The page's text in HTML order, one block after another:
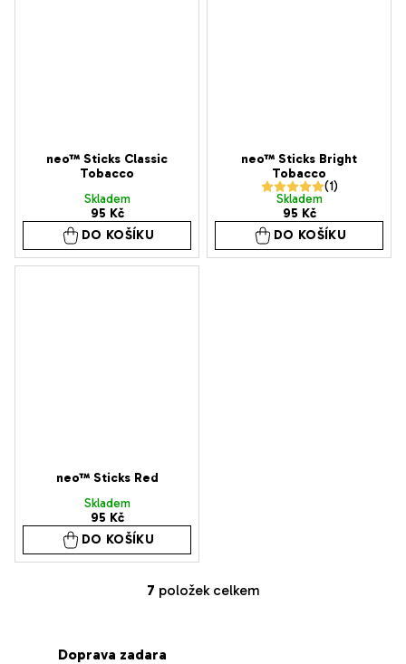
neo™ Sticks Classic
Tobacco
Skladem
95 Kč
DO KOŠÍKU
neo™ Sticks Bright
Tobacco
Průměrné
hodnocení
produktu
je
Skladem
95 Kč
DO KOŠÍKU
neo™ Sticks Red
Skladem
95 Kč
DO KOŠÍKU
O
7 položek celkem
Doprava zadara